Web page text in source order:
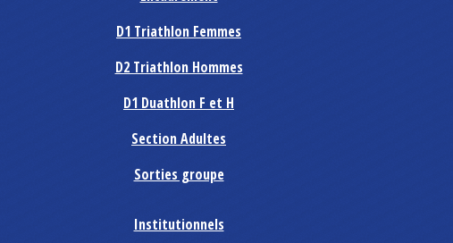
D1 Triathlon Femmes
D2 Triathlon Hommes
D1 Duathlon F et H
Section Adultes
Sorties groupe
Institutionnels